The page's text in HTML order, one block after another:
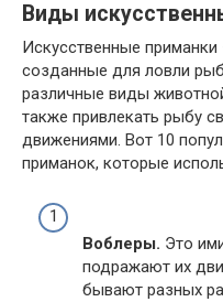
Виды
Искусственные приманки
созданные для ловли
различные виды
также привлекать рыбу
движениями. Вот 10
приманок, которые
Воблеры. Это
подражают их
бывают разных